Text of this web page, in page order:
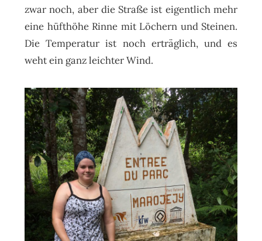
zwar noch, aber die Straße ist eigentlich mehr
eine hüfthöhe Rinne mit Löchern und Steinen.
Die Temperatur ist noch erträglich, und es
weht ein ganz leichter Wind.